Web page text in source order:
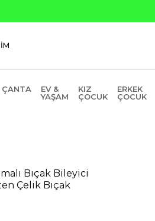
ÇANTA
EV &
YAŞAM
KIZ
ÇOCUK
ERKEK
ÇOCUK
Bıçak Bileyici
Çelik Bıçak